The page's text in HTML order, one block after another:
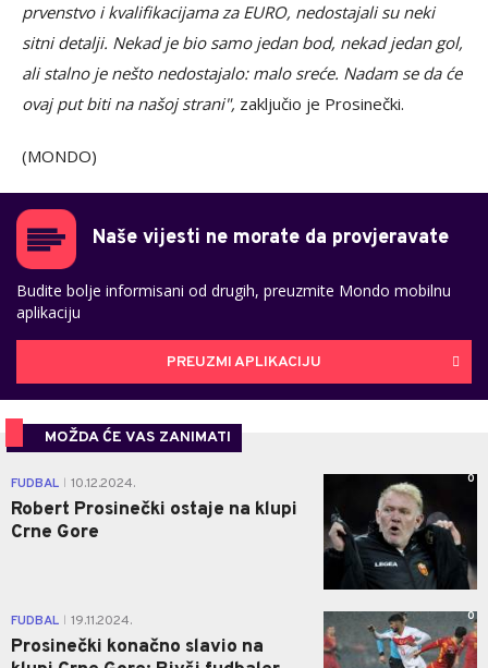
prvenstvo i kvalifikacijama za EURO, nedostajali su neki
sitni detalji. Nekad je bio samo jedan bod, nekad jedan gol,
ali stalno je nešto nedostajalo: malo sreće. Nadam se da će
ovaj put biti na našoj strani", zaključio je Prosinečki.
(MONDO)
Naše vijesti ne morate da provjeravate
Budite bolje informisani od drugih, preuzmite Mondo mobilnu
aplikaciju
PREUZMI APLIKACIJU
MOŽDA ĆE VAS ZANIMATI
FUDBAL 10.12.2024.
Robert Prosinečki ostaje na klupi
Crne Gore
0
FUDBAL 19.11.2024.
Prosinečki konačno slavio na
0